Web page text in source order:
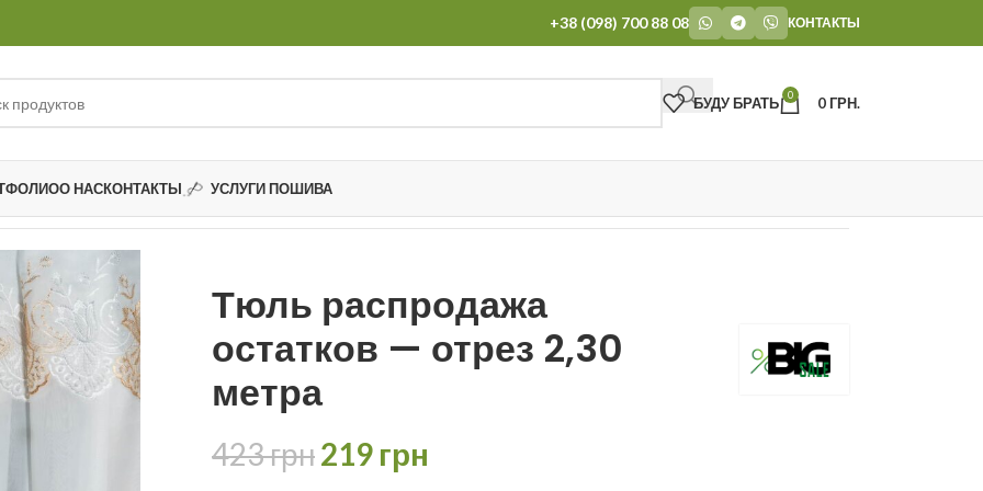
+38 (098) 700 88 08 КОНТАКТЫ
БУДУ БРАТЬ 0 0ГРН.
О НАСКОНТАКТЫ УСЛУГИ ПОШИВА
Тюль распродажа остатков — отрез 2,30 метра
Тюль распродажа
остатков — отрез 2,30
метра
423грн219 грн